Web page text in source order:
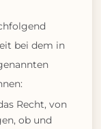
bei dem in
Recht, von
ob und